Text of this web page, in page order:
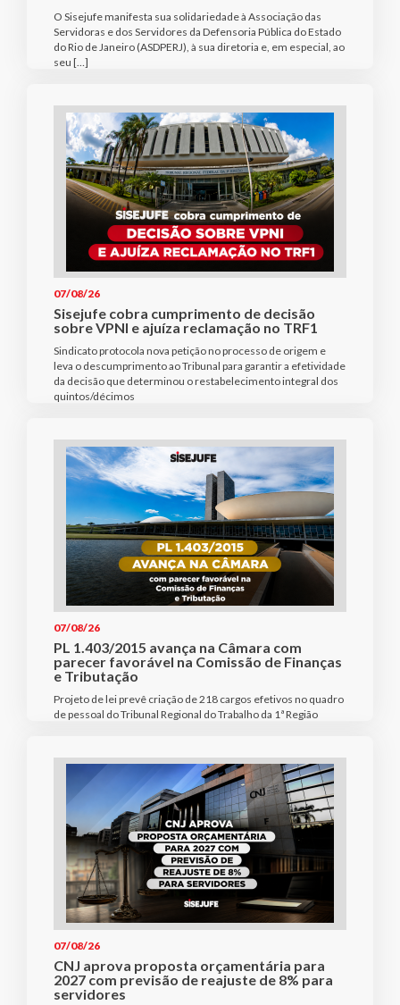
O Sisejufe manifesta sua solidariedade à Associação das
Servidoras e dos Servidores da Defensoria Pública do Estado
do Rio de Janeiro (ASDPERJ), à sua diretoria e, em especial, ao
seu […]
07/08/26
Sisejufe cobra cumprimento de decisão
sobre VPNI e ajuíza reclamação no TRF1
Sindicato protocola nova petição no processo de origem e
leva o descumprimento ao Tribunal para garantir a efetividade
da decisão que determinou o restabelecimento integral dos
quintos/décimos
07/08/26
PL 1.403/2015 avança na Câmara com
parecer favorável na Comissão de Finanças
e Tributação
Projeto de lei prevê criação de 218 cargos efetivos no quadro
de pessoal do Tribunal Regional do Trabalho da 1ª Região
07/08/26
CNJ aprova proposta orçamentária para
2027 com previsão de reajuste de 8% para
servidores